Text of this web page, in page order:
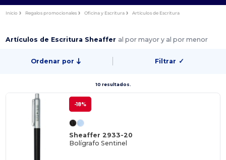
Inicio Regalos promocionales Oficina y Escritura Artículos de Escritura
Artículos de Escritura Sheaffer al por mayor y al por menor
Ordenar por Filtrar ✓
10 resultados.
-18%
Sheaffer 2933-20
Bolígrafo Sentinel